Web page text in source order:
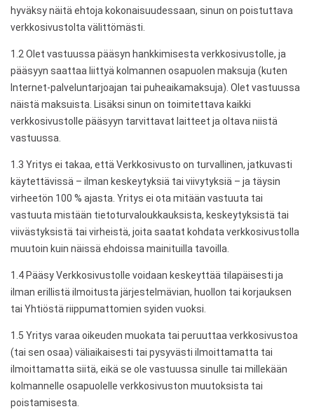
hyväksy näitä ehtoja kokonaisuudessaan, sinun on poistuttava
verkkosivustolta välittömästi.
1.2 Olet vastuussa pääsyn hankkimisesta verkkosivustolle, ja
pääsyyn saattaa liittyä kolmannen osapuolen maksuja (kuten
Internet-palveluntarjoajan tai puheaikamaksuja). Olet vastuussa
näistä maksuista. Lisäksi sinun on toimitettava kaikki
verkkosivustolle pääsyyn tarvittavat laitteet ja oltava niistä
vastuussa.
1.3 Yritys ei takaa, että Verkkosivusto on turvallinen, jatkuvasti
käytettävissä – ilman keskeytyksiä tai viivytyksiä – ja täysin
virheetön 100 % ajasta. Yritys ei ota mitään vastuuta tai
vastuuta mistään tietoturvaloukkauksista, keskeytyksistä tai
viivästyksistä tai virheistä, joita saatat kohdata verkkosivustolla
muutoin kuin näissä ehdoissa mainituilla tavoilla.
1.4 Pääsy Verkkosivustolle voidaan keskeyttää tilapäisesti ja
ilman erillistä ilmoitusta järjestelmävian, huollon tai korjauksen
tai Yhtiöstä riippumattomien syiden vuoksi.
1.5 Yritys varaa oikeuden muokata tai peruuttaa verkkosivustoa
(tai sen osaa) väliaikaisesti tai pysyvästi ilmoittamatta tai
ilmoittamatta siitä, eikä se ole vastuussa sinulle tai millekään
kolmannelle osapuolelle verkkosivuston muutoksista tai
poistamisesta.